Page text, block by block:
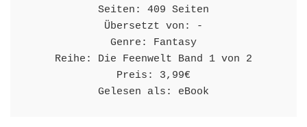
Seiten: 409 Seiten
Übersetzt von: -
Genre: Fantasy
Reihe: Die Feenwelt Band 1 von 2
Preis: 3,99€
Gelesen als: eBook